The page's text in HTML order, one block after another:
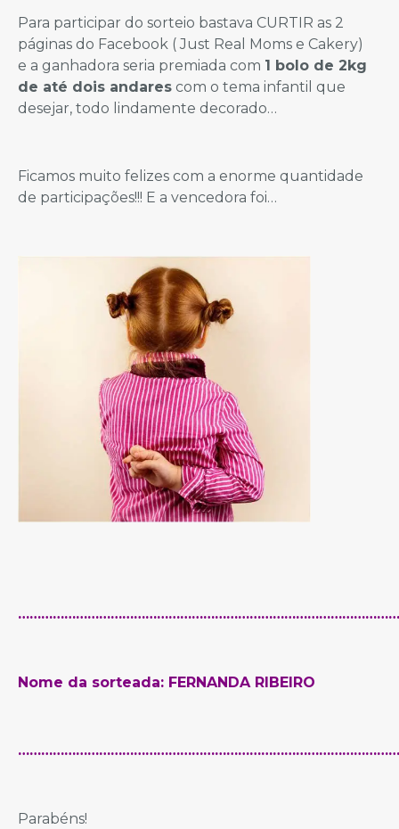
Para participar do sorteio bastava CURTIR as 2
páginas do Facebook ( Just Real Moms e Cakery)
e a ganhadora seria premiada com 1 bolo de 2kg
de até dois andares com o tema infantil que
desejar, todo lindamente decorado…
Ficamos muito felizes com a enorme quantidade
de participações!!! E a vencedora foi…
Nome da sorteada: FERNANDA RIBEIRO
Parabéns!